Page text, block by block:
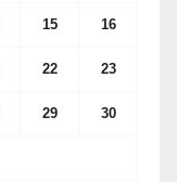
15 16
22 23
29 30